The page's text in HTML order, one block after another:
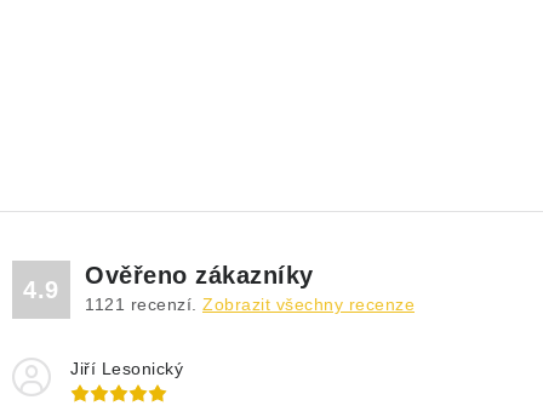
4.9
Ověřeno zákazníky
1121 recenzí. Zobrazit všechny recenze
Jiří Lesonický